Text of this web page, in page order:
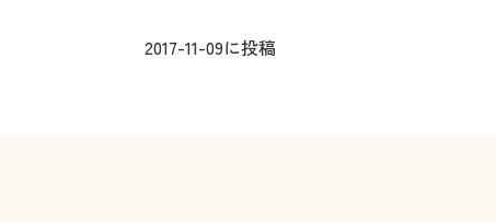
2017-11-09に投稿